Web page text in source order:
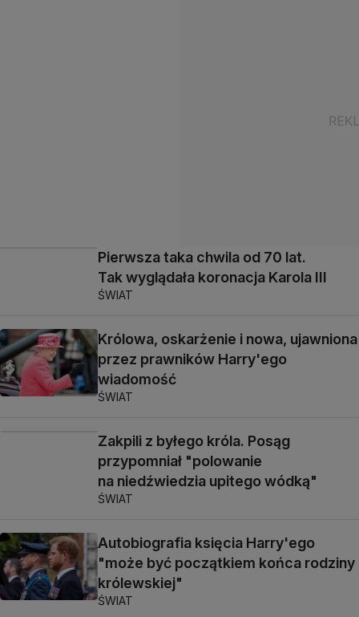
Pierwsza taka chwila od 70 lat.
Tak wyglądała koronacja Karola III
ŚWIAT
Królowa, oskarżenie i nowa, ujawniona
przez prawników Harry'ego
wiadomość
ŚWIAT
Zakpili z byłego króla. Posąg
przypomniał "polowanie
na niedźwiedzia upitego wódką"
ŚWIAT
Autobiografia księcia Harry'ego
"może być początkiem końca rodziny
królewskiej"
ŚWIAT